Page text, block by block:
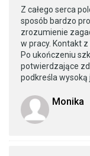
Z całego serca
sposób bardzo
zrozumienie
w pracy. Kontakt
Po ukończeniu
potwierdzające
podkreśla wysoką
Monika